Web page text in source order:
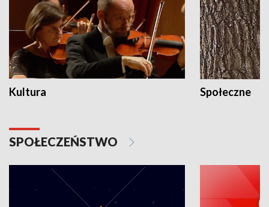
Kultura Społeczne
SPOŁECZEŃSTWO